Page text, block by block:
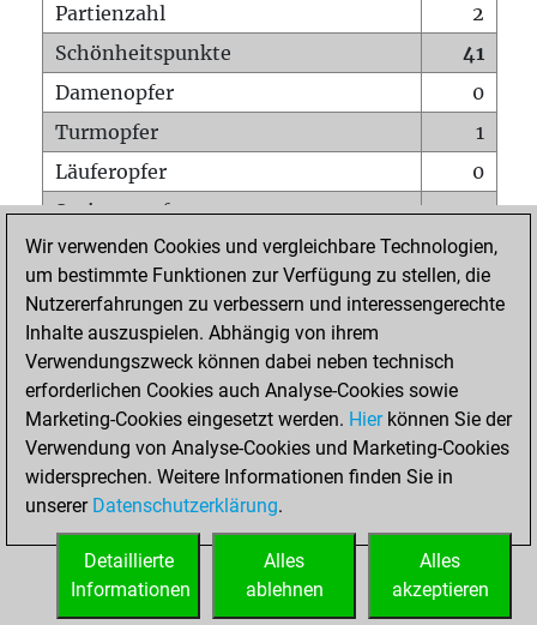
Partienzahl
2
Schönheitspunkte
41
Damenopfer
0
Turmopfer
1
Läuferopfer
0
Springeropfer
0
Bauernopfer
1
Matt auf vollem Brett
0
Bauer setzt Matt
Erstickte Matts
Unterverwandlungen
0
Türme auf der siebten
0
STARTSEITE
Wir verwenden Cookies und vergleichbare Technologien,
um bestimmte Funktionen zur Verfügung zu stellen, die
Nutzererfahrungen zu verbessern und interessengerechte
Inhalte auszuspielen. Abhängig von ihrem
Verwendungszweck können dabei neben technisch
erforderlichen Cookies auch Analyse-Cookies sowie
Marketing-Cookies eingesetzt werden. Hierkönnen Sie der
Verwendung von Analyse-Cookies und Marketing-Cookies
widersprechen. Weitere Informationen finden Sie in
unserer Datenschutzerklärung.
Alles
akzeptieren
Alles
ablehnen
Detaillierte
Informationen